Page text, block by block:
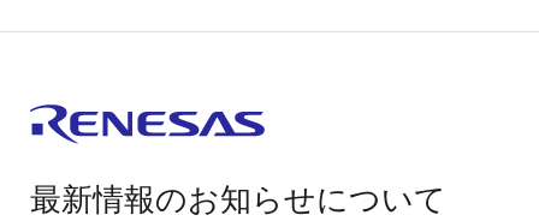
最新情報のお知らせについて